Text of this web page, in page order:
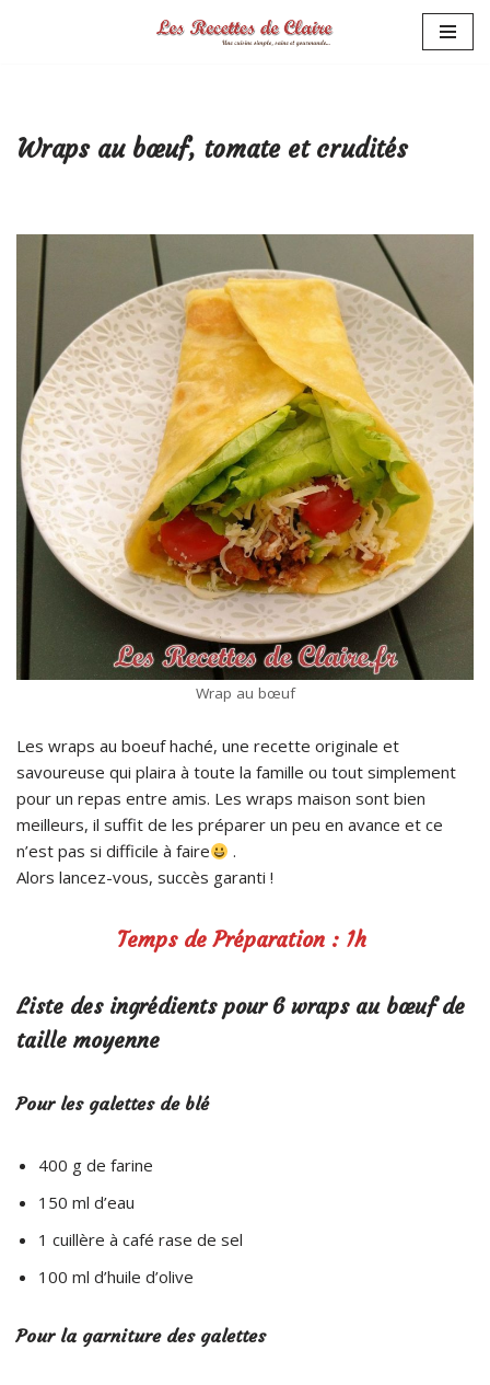
Wraps au bœuf, tomate et crudités
Wrap au bœuf
Les wraps au boeuf haché, une recette originale et
savoureuse qui plaira à toute la famille ou tout simplement
pour un repas entre amis. Les wraps maison sont bien
meilleurs, il suffit de les préparer un peu en avance et ce
n’est pas si difficile à faire
.
Alors lancez-vous, succès garanti !
Temps de Préparation : 1h
Liste des ingrédients pour 6 wraps au bœuf de
taille moyenne
Pour les galettes de blé
400 g de farine
150 ml d’eau
1 cuillère à café rase de sel
100 ml d’huile d’olive
Pour la garniture des galettes